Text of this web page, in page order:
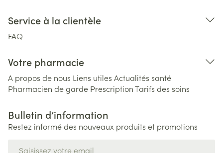
Service à la clientèle
FAQ
Votre pharmacie
A propos de nous Liens utiles Actualités santé
Pharmacien de garde PrescriptionTarifs des soins
Bulletin d’information
Restez informé des nouveaux produits et promotions